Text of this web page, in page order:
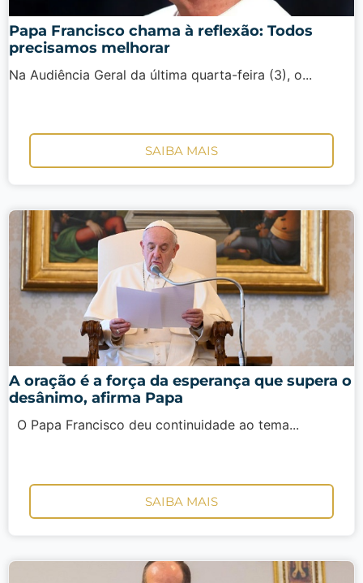
Papa Francisco chama à reflexão: Todos
precisamos melhorar
Na Audiência Geral da última quarta-feira (3), o...
SAIBA MAIS
A oração é a força da esperança que supera o
desânimo, afirma Papa
O Papa Francisco deu continuidade ao tema...
SAIBA MAIS